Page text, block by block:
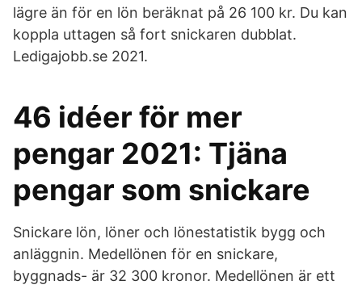
lägre än för en lön beräknat på 26 100 kr. Du kan
koppla uttagen så fort snickaren dubblat.
Ledigajobb.se 2021.
46 idéer för mer
pengar 2021: Tjäna
pengar som snickare
Snickare lön, löner och lönestatistik bygg och
anläggnin. Medellönen för en snickare,
byggnads- är 32 300 kronor. Medellönen är ett